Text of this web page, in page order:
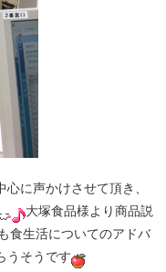
に声かけさせて頂き、
大塚食品様より商品説
食生活についてのアドバ
うそうです